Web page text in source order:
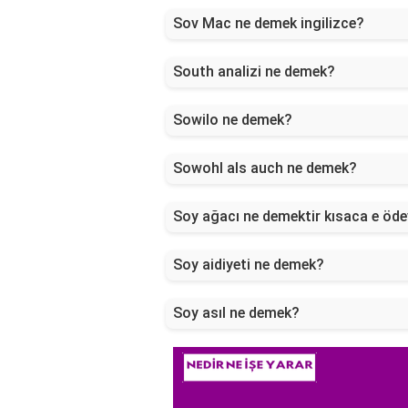
Sov Mac ne demek ingilizce?
South analizi ne demek?
Sowilo ne demek?
Sowohl als auch ne demek?
Soy ağacı ne demektir kısaca e
Soy aidiyeti ne demek?
Soy asıl ne demek?